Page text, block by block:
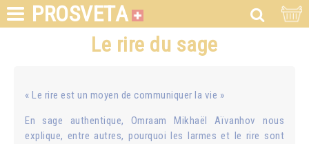
PROSVETA
Le rire du sage
« Le rire est un moyen de communiquer la vie »
En sage authentique, Omraam Mikhaël Aïvanhov nous
explique, entre autres, pourquoi les larmes et le rire sont